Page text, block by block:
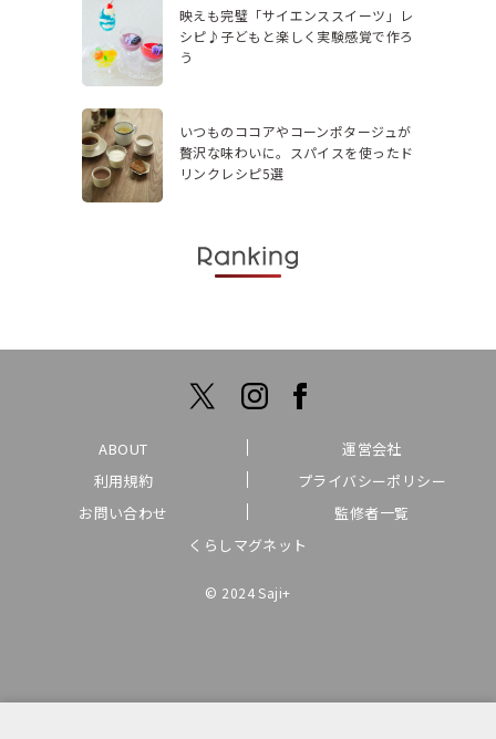
映えも完璧「サイエンススイーツ」レ
シピ♪子どもと楽しく実験感覚で作ろ
う
いつものココアやコーンポタージュが
贅沢な味わいに。スパイスを使ったド
リンクレシピ5選
ABOUT
運営会社
利用規約
プライバシーポリシー
お問い合わせ
監修者一覧
くらしマグネット
© 2024 Saji+